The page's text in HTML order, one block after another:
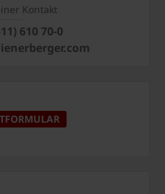
Kontakt
610 70-0